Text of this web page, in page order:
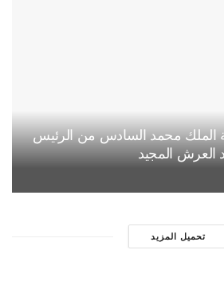
الملك محمد السادس من الرئيس
العرش المجيد
تحميل المزيد